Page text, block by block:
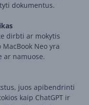
dokumentus.
dirbti ar mokytis
Neo yra
ar namuose.
juos apibendrinti
kaip ChatGPT ir